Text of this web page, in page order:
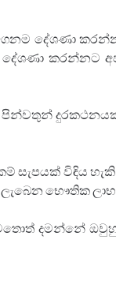
දේශණා
දේශණා
පින්වතුන්
සැපයක් විඳිය
භෞතික
දමන්⁣නේ